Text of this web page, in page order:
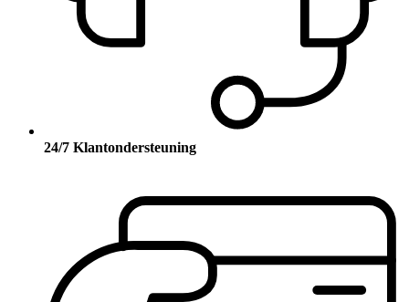
24/7 Klantondersteuning